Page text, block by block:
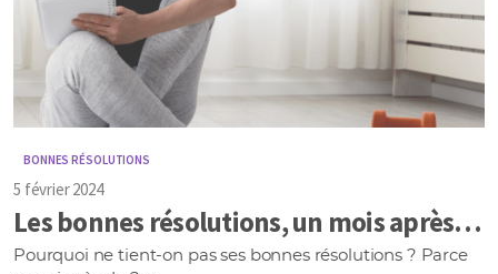
BONNES RÉSOLUTIONS
5 février 2024
Les bonnes résolutions, un mois après…
Pourquoi ne tient-on pas ses bonnes résolutions ? Parce